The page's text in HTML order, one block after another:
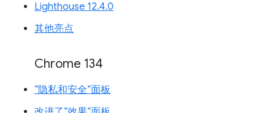
Lighthouse 12.4.0
其他亮点
Chrome 134
“隐私和安全”面板